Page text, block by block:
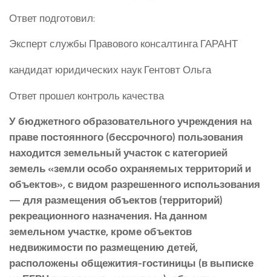
Ответ подготовил:
Эксперт службы Правового консалтинга ГАРАНТ
кандидат юридических наук Гентовт Ольга
Ответ прошел контроль качества
У бюджетного образовательного учреждения на
праве постоянного (бессрочного) пользования
находится земельный участок с категорией
земель «земли особо охраняемых территорий и
объектов», с видом разрешенного использования
— для размещения объектов (территорий)
рекреационного назначения. На данном
земельном участке, кроме объектов
недвижимости по размещению детей,
расположены общежития-гостиницы (в выписке